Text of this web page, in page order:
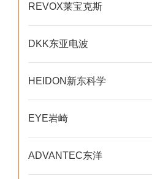
REVOX莱宝克斯
DKK东亚电波
HEIDON新东科学
EYE岩崎
ADVANTEC东洋